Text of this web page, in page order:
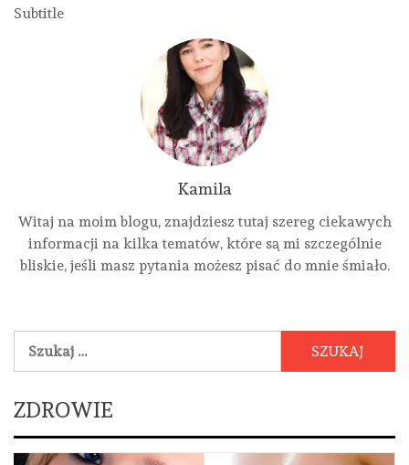
Subtitle
Kamila
Witaj na moim blogu, znajdziesz tutaj szereg ciekawych
informacji na kilka tematów, które są mi szczególnie
bliskie, jeśli masz pytania możesz pisać do mnie śmiało.
Szukaj:
ZDROWIE